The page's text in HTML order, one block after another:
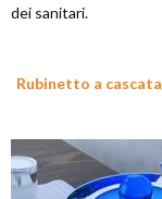
dei sanitari.
Rubinetto a cascata